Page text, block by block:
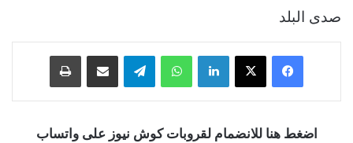
صدى البلد
فيسبوك ‫X لينكدإن واتساب تيلقرام
اضغط هنا للانضمام لقروبات كوش نيوز على واتساب